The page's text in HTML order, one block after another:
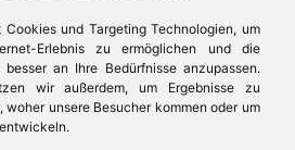
Cookies und Targeting Technologien, um
Erlebnis zu ermöglichen und die
an Ihre Bedürfnisse anzupassen.
wir außerdem, um Ergebnisse zu
woher unsere Besucher kommen oder um